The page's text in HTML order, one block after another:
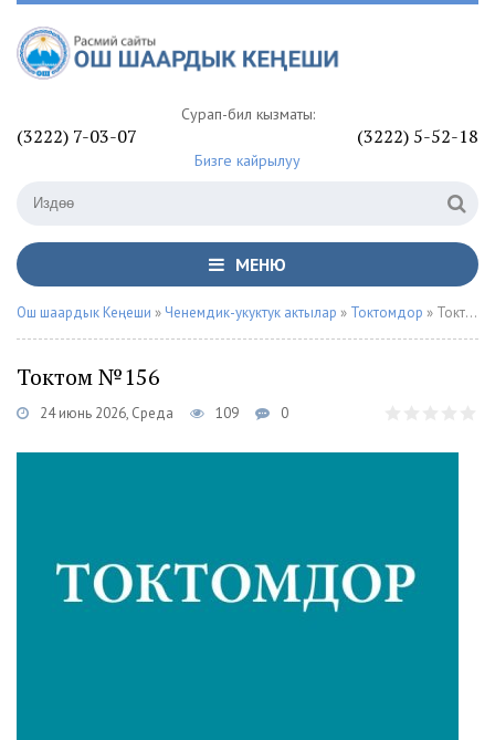
Сурап-билүү кызматы:
(3222) 7-03-07 (3222) 5-52-18
Бизге кайрылуу
МЕНЮ
Ош шаардык Кеңеши » Ченемдик-укуктук актылар » Токтомдор » Токтом №156
Токтом №156
24 июнь 2026, Среда 109 0